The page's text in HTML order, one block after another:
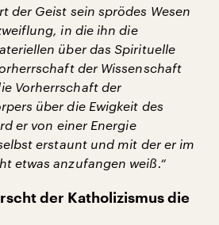
der Geist sein sprödes Wesen
in die ihn die
über das Spirituelle
der Wissenschaft
Vorherrschaft der
über die Ewigkeit des
er von einer Energie
erstaunt und mit der er im
etwas anzufangen weiß.“
der Katholizismus die